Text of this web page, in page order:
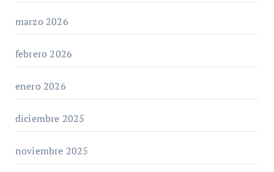
marzo 2026
febrero 2026
enero 2026
diciembre 2025
noviembre 2025